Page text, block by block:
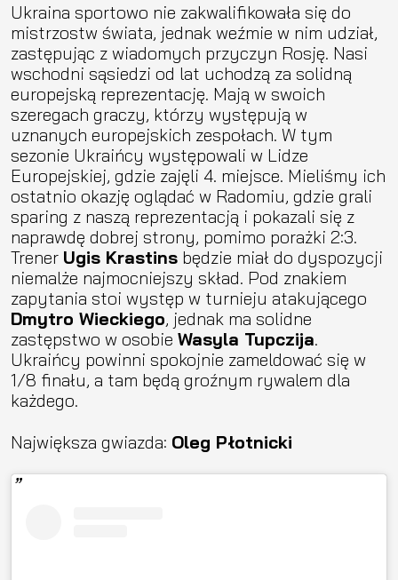
Ukraina sportowo nie zakwalifikowała się do
mistrzostw świata, jednak weźmie w nim udział,
zastępując z wiadomych przyczyn Rosję. Nasi
wschodni sąsiedzi od lat uchodzą za solidną
europejską reprezentację. Mają w swoich
szeregach graczy, którzy występują w
uznanych europejskich zespołach. W tym
sezonie Ukraińcy występowali w Lidze
Europejskiej, gdzie zajęli 4. miejsce. Mieliśmy ich
ostatnio okazję oglądać w Radomiu, gdzie grali
sparing z naszą reprezentacją i pokazali się z
naprawdę dobrej strony, pomimo porażki 2:3.
Trener Ugis Krastins będzie miał do dyspozycji
niemalże najmocniejszy skład. Pod znakiem
zapytania stoi występ w turnieju atakującego
Dmytro Wieckiego, jednak ma solidne
zastępstwo w osobie Wasyla Tupczija.
Ukraińcy powinni spokojnie zameldować się w
1/8 finału, a tam będą groźnym rywalem dla
każdego.
Największa gwiazda: Oleg Płotnicki